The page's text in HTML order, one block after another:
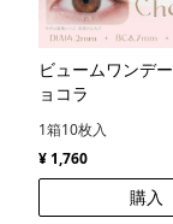
ビュームワンデ
ョコラ
1箱10枚入
¥ 1,760
購入